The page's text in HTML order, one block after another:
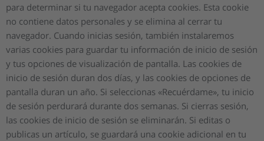
para determinar si tu navegador acepta cookies. Esta cookie
no contiene datos personales y se elimina al cerrar tu
navegador. Cuando inicias sesión, también instalaremos
varias cookies para guardar tu información de inicio de sesión
y tus opciones de visualización de pantalla. Las cookies de
inicio de sesión duran dos días, y las cookies de opciones de
pantalla duran un año. Si seleccionas «Recuérdame», tu inicio
de sesión perdurará durante dos semanas. Si cierras sesión,
las cookies de inicio de sesión se eliminarán. Si editas o
publicas un artículo, se guardará una cookie adicional en tu